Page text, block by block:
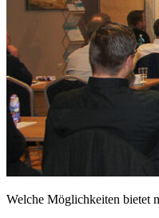
Welche Möglichkeiten bietet